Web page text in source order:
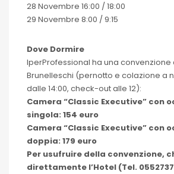
28 Novembre 16:00 / 18:00
29 Novembre 8:00 / 9:15
Dove Dormire
IperProfessional ha una convenzione
Brunelleschi (pernotto e colazione a
dalle 14:00, check-out alle 12):
Camera “Classic Executive” con
singola: 154 euro
Camera “Classic Executive” con
doppia: 179 euro
Per usufruire della convenzione,
direttamente l’Hotel (Tel.